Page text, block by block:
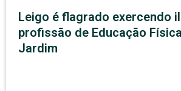
Leigo é flagrado exercendo
profissão de Educação
Jardim